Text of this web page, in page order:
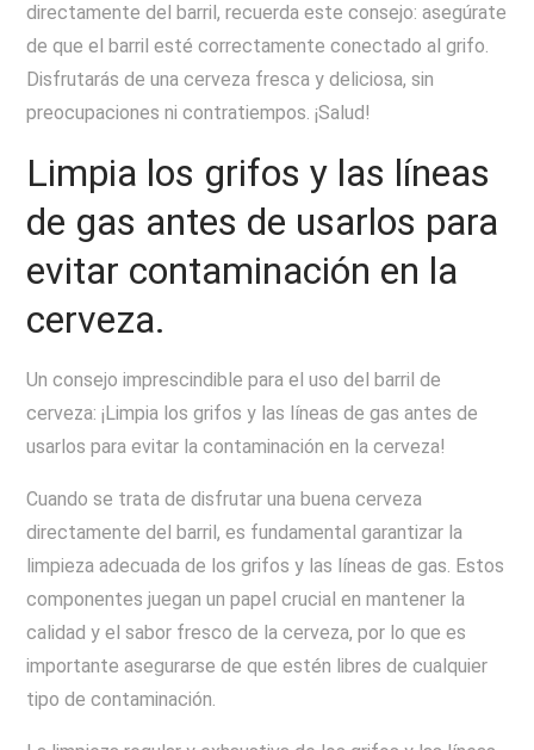
directamente del barril, recuerda este consejo: asegúrate
de que el barril esté correctamente conectado al grifo.
Disfrutarás de una cerveza fresca y deliciosa, sin
preocupaciones ni contratiempos. ¡Salud!
Limpia los grifos y las líneas
de gas antes de usarlos para
evitar contaminación en la
cerveza.
Un consejo imprescindible para el uso del barril de
cerveza: ¡Limpia los grifos y las líneas de gas antes de
usarlos para evitar la contaminación en la cerveza!
Cuando se trata de disfrutar una buena cerveza
directamente del barril, es fundamental garantizar la
limpieza adecuada de los grifos y las líneas de gas. Estos
componentes juegan un papel crucial en mantener la
calidad y el sabor fresco de la cerveza, por lo que es
importante asegurarse de que estén libres de cualquier
tipo de contaminación.